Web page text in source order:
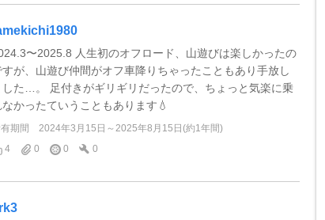
〜2025.8 人生初のオフロード、山遊びは楽しかったの
すが、山遊び仲間がオフ車降りちゃったこともあり手放し
した…。 足付きがギリギリだったので、ちょっと気楽に乗
なかったていうこともあります💧
期間
2024年3月15日～2025年8月15日(約1年間)
4
0 0 0